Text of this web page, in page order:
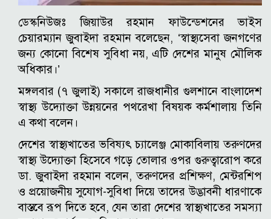
ডেস্কনিউজঃ জিয়াউর রহমান ফাউন্ডেশনের ভাইস
চেয়ারম্যান জুবাইদা রহমান বলেছেন, ‘স্বাস্থ্যসেবা জনগণের
জন্য কোনো বিশেষ সুবিধা নয়, এটি দেশের মানুষ মৌলিক
অধিকার।’
মঙ্গলবার (৭ জুলাই) সকালে রাজধানীর গুলশানে বাংলাদেশ
স্বাস্থ্য উদ্যোক্তা উন্নয়নের পথরেখা বিষয়ক কর্মশালায় তিনি
এ কথা বলেন।
দেশের স্বাস্থ্যখাতের ভবিষ্যৎ চ্যালেঞ্জ মোকাবিলায় তরুণদের
স্বাস্থ্য উদ্যোক্তা হিসেবে গড়ে তোলার ওপর গুরুত্বারোপ করে
ডা. জুবাইদা রহমান বলেন, তরুণদের প্রশিক্ষণ, মেন্টরশিপ
ও প্রয়োজনীয় সুযোগ-সুবিধা দিয়ে তাদের উদ্ভাবনী ধারণাকে
বাস্তবে রূপ দিতে হবে, যেন তারা দেশের স্বাস্থ্যখাতের সমস্যা